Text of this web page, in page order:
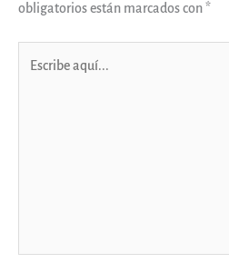
obligatorios están marcados con*